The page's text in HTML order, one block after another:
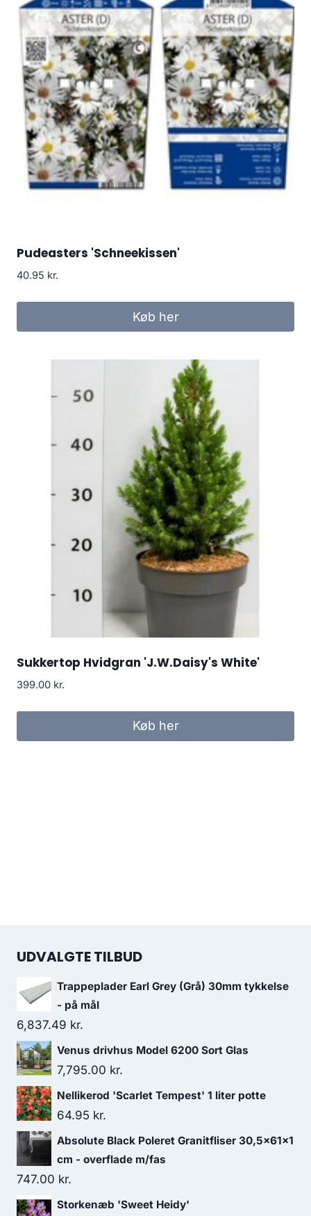
Pudeasters 'Schneekissen'
40.95 kr.
Køb her
Sukkertop Hvidgran 'J.W.Daisy's White'
399.00 kr.
Køb her
UDVALGTE TILBUD
Trappeplader Earl Grey (Grå) 30mm tykkelse
- på mål
6,837.49 kr.
Venus drivhus Model 6200 Sort Glas
7,795.00 kr.
Nellikerod 'Scarlet Tempest' 1 liter potte
64.95 kr.
Absolute Black Poleret Granitfliser 30,5x61x1
cm - overflade m/fas
747.00 kr.
Storkenæb 'Sweet Heidy'